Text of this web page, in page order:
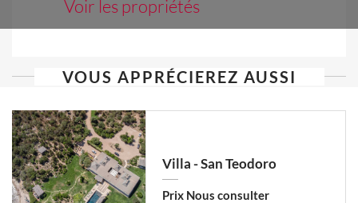
Voir les propriétés
VOUS APPRÉCIEREZ AUSSI
Villa - San Teodoro
Prix Nous consulter